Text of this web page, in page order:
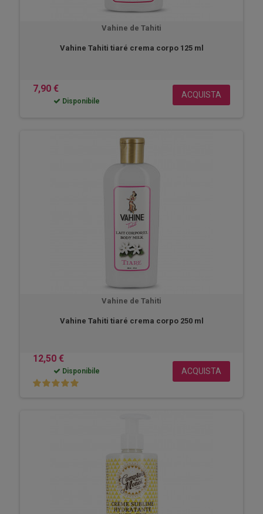
Vahine de Tahiti
Vahine Tahiti tiaré crema corpo 125 ml
7,90 €
Disponibile
ACQUISTA
Vahine de Tahiti
Vahine Tahiti tiaré crema corpo 250 ml
12,50 €
Disponibile ACQUISTA